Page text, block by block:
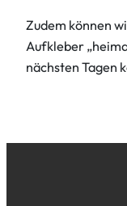
Zudem können
Aufkleber
nächsten Tagen